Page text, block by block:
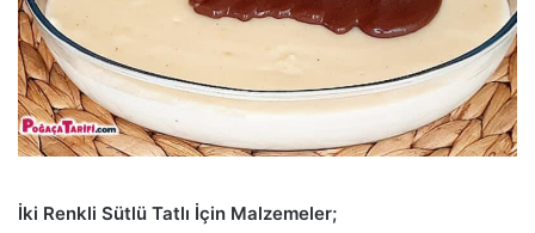
İki Renkli Sütlü Tatlı İçin Malzemeler;